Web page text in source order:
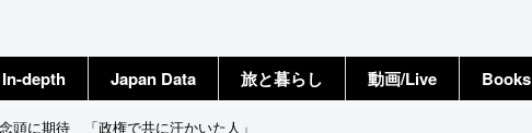
In-depth Japan Data 旅と暮らし 動画/Live Books
頭に期待 「政権で共に汗かいた人」